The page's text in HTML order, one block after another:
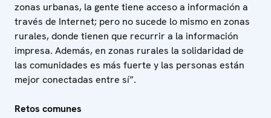
zonas urbanas, la gente tiene acceso a información a
través de Internet; pero no sucede lo mismo en zonas
rurales, donde tienen que recurrir a la información
impresa. Además, en zonas rurales la solidaridad de
las comunidades es más fuerte y las personas están
mejor conectadas entre sí”.
Retos comunes